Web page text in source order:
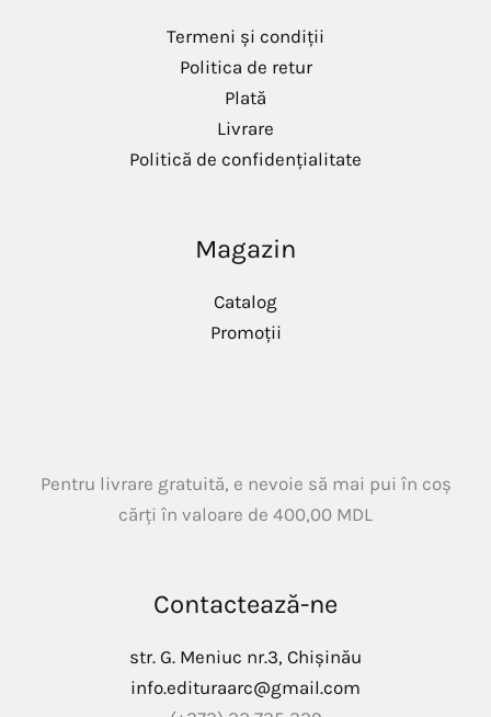
Termeni și condiții
Politica de retur
Plată
Livrare
Politică de confidențialitate
Magazin
Catalog
Promoții
Pentru livrare gratuită, e nevoie să mai pui în coș
cărți în valoare de 400,00 MDL
Contactează-ne
str. G. Meniuc nr.3, Chișinău
info.edituraarc@gmail.com